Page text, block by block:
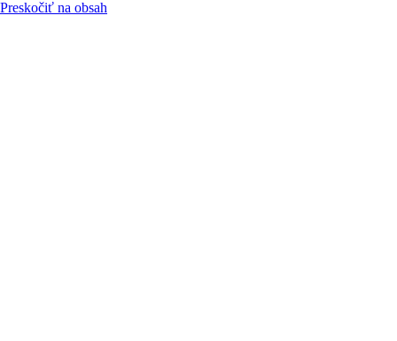
Preskočiť na obsah